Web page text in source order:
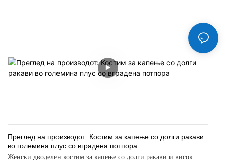
Преглед на производот: Костим за капење со долги ракави
во големина плус со вградена потпора
Женски дводелен костим за капење со долги ракави и висок